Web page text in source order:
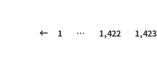
1 … 1,422 1,423